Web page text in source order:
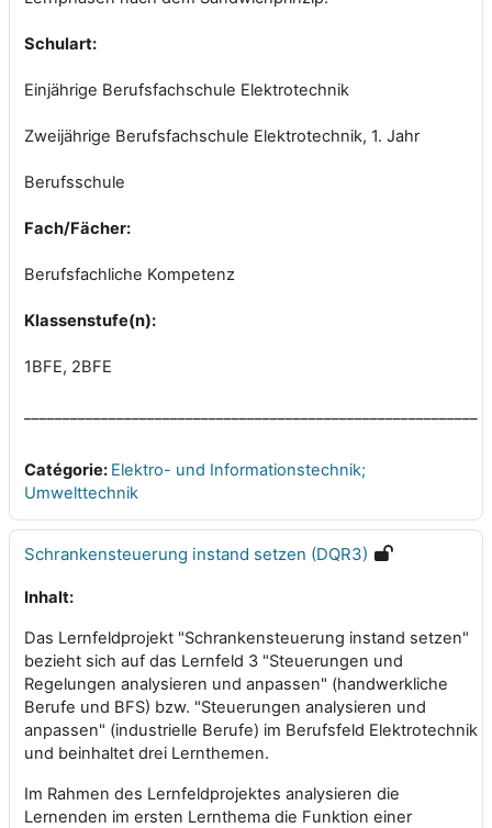
Schulart:
Einjährige Berufsfachschule Elektrotechnik
Zweijährige Berufsfachschule Elektrotechnik, 1. Jahr
Berufsschule
Fach/Fächer:
Berufsfachliche Kompetenz
Klassenstufe(n):
1BFE, 2BFE
Catégorie: Elektro- und Informationstechnik;
Umwelttechnik
Schrankensteuerung instand setzen (DQR3)
Inhalt:
Das Lernfeldprojekt "Schrankensteuerung instand setzen"
bezieht sich auf das Lernfeld 3 "Steuerungen und
Regelungen analysieren und anpassen" (handwerkliche
Berufe und BFS) bzw. "Steuerungen analysieren und
anpassen" (industrielle Berufe) im Berufsfeld Elektrotechnik
und beinhaltet drei Lernthemen.
Im Rahmen des Lernfeldprojektes analysieren die
Lernenden im ersten Lernthema die Funktion einer